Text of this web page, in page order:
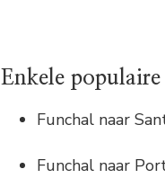
Enkele
Funchal naar
Funchal naar